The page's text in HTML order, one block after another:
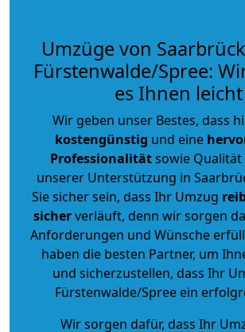
Umzüge von
Fürstenwalde/Spree:
es Ihnen leicht
Wir geben unser Bestes, dass
kostengünstig und eine
Professionalitätsowie
unserer Unterstützung in
Sie sicher sein, dass Ihr Umzug
sicherverläuft, denn wir sorgen
Anforderungen und Wünsche
haben die besten Partner, um
und sicherzustellen, dass Ihr
Fürstenwalde/Spree ein
Wir sorgen dafür, dass Ihr